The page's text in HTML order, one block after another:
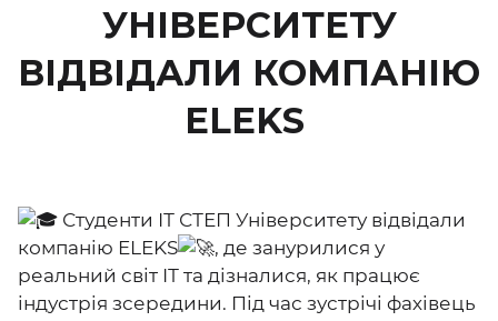
УНІВЕРСИТЕТУ
ВІДВІДАЛИ КОМПАНІЮ
ELEKS
Студенти ІТ СТЕП Університету відвідали
компанію ELEKS
, де занурилися у
реальний світ ІТ та дізналися, як працює
індустрія зсередини. Під час зустрічі фахівець